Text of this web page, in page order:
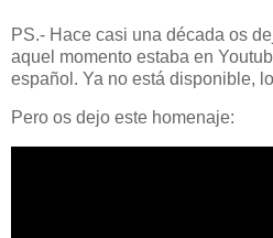
PS.- Hace casi una década os
aquel momento estaba en
español. Ya no está disponible,
Pero os dejo este homenaje: